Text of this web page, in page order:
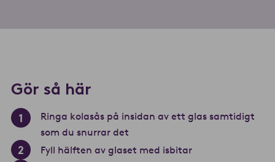
Gör så här
Ringa kolasås på insidan av ett glas samtidigt
som du snurrar det
Fyll hälften av glaset med isbitar